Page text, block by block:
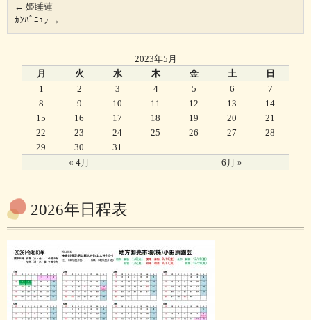
← 姫睡蓮
ｶﾝﾊﾟﾆｭﾗ →
2023年5月
月
火 水 木 金 土 日
« 4月 6月 »
1 2 3 4 5 6
7
8
9 10 11 12 13
14
15
16 17 18 19 20
21
22
23 24 25 26 27
28
29
30 31
2026年日程表